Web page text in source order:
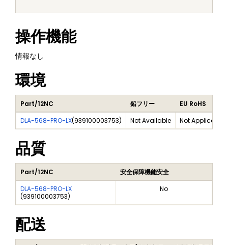
操作機能
情報なし
環境
Part/12NC 鉛フリー
EU RoHS
DLA-568-PRO-LX(939100003753) Not Available Not Applicable
品質
Part/12NC
安全保障機能安全
DLA-568-PRO-LX
(939100003753)
No
配送